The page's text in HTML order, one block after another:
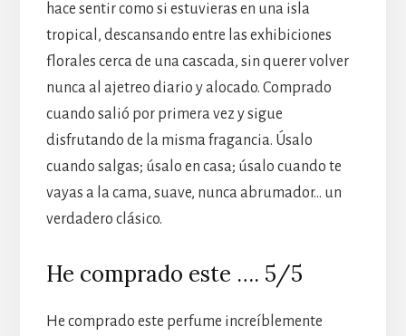
hace sentir como si estuvieras en una isla
tropical, descansando entre las exhibiciones
florales cerca de una cascada, sin querer volver
nunca al ajetreo diario y alocado. Comprado
cuando salió por primera vez y sigue
disfrutando de la misma fragancia. Úsalo
cuando salgas; úsalo en casa; úsalo cuando te
vayas a la cama, suave, nunca abrumador… un
verdadero clásico.
He comprado este …. 5/5
He comprado este perfume increíblemente